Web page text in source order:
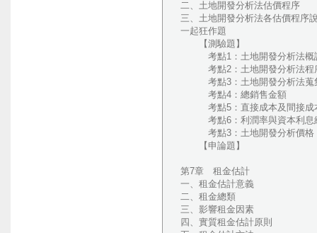
二、土地開發分析法估價程序
三、土地開發分析法各估價程序
一起狂作題
【測驗題】
考點1：土地開發分析法概
考點2：土地開發分析法程
考點3：土地開發分析法蒐
考點4：總銷售金額
考點5：直接成本及間接成
考點6：利潤率與資本利息
考點3：土地開發分析價格
【申論題】
第7章 租金估計
一、租金估計意義
二、租金總類
三、影響租金因素
四、實質租金估計原則